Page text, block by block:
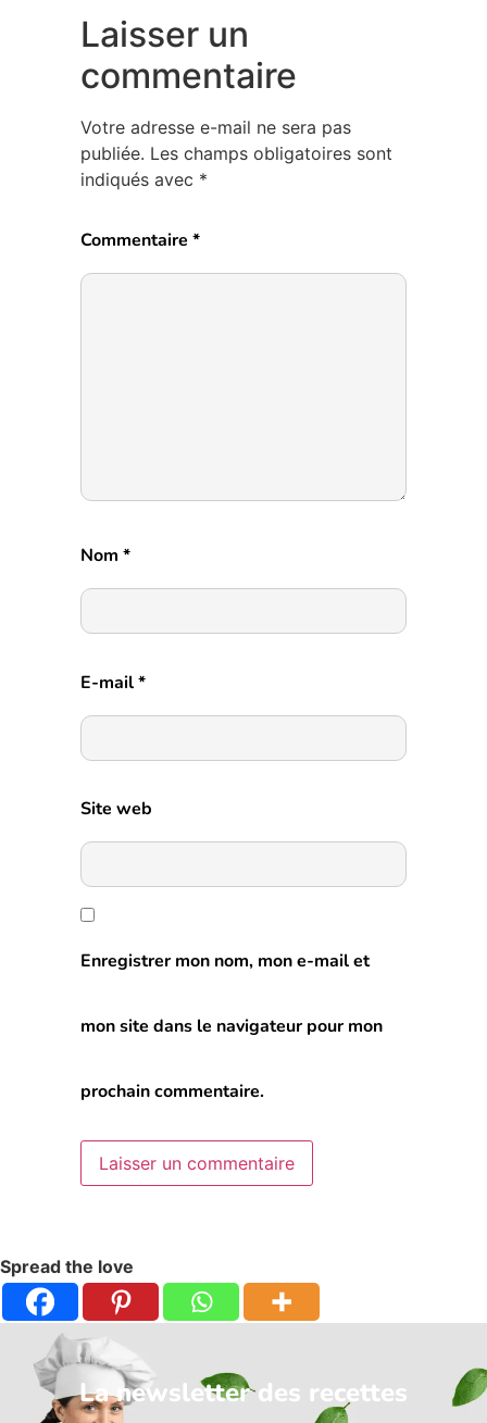
Laisser un
commentaire
Votre adresse e-mail ne sera pas
publiée. Les champs obligatoires sont
indiqués avec *
Commentaire *
Nom *
E-mail*
Site web
Enregistrer mon nom, mon e-mail et
mon site dans le navigateur pour mon
prochain commentaire.
Spread the love
La newsletter des recettes